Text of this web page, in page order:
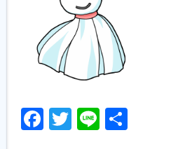
Facebook
Twitter
Line